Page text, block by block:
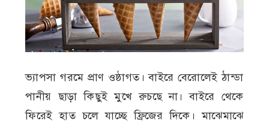
ভ্যাপসা গরমে প্রাণ ওষ্ঠাগত। বাইরে বেরোলেই ঠান্ডা
পানীয় ছাড়া কিছুই মুখে রুচছে না। বাইরে থেকে
ফিরেই হাত চলে যাচ্ছে ফ্রিজের দিকে। মাঝেমাঝে